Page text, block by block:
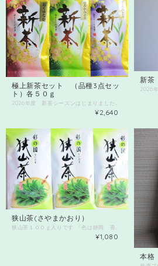
極上新茶セット （品種3点セッ
ト）各５０ｇ
¥2,640
新茶
狭山茶(さやまかおり）
¥1,080
本格